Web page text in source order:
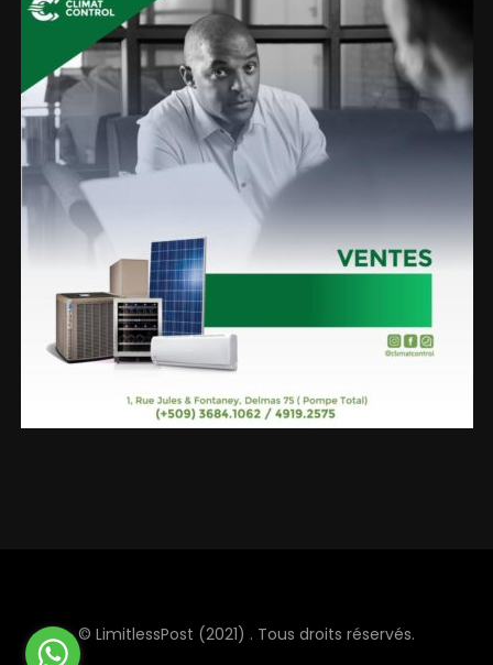
© LimitlessPost (2021) . Tous droits réservés.